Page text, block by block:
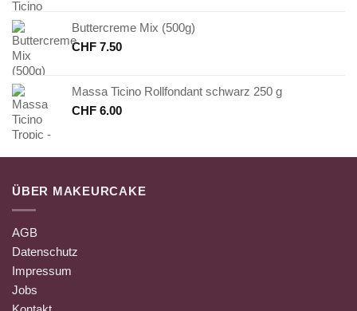
Buttercreme Mix (500g)
CHF 7.50
Massa Ticino Rollfondant schwarz 250 g
CHF 6.00
ÜBER MAKEURCAKE
AGB
Datenschutz
Impressum
Jobs